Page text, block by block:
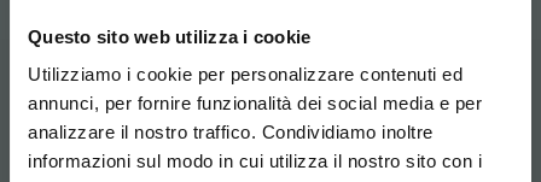
Questo sito web utilizza i cookie
Utilizziamo i cookie per personalizzare contenuti ed
annunci, per fornire funzionalità dei social media e per
analizzare il nostro traffico. Condividiamo inoltre
informazioni sul modo in cui utilizza il nostro sito con i
KUNDENDIENST
TAUCHE EIN IN UNSERE
WELT!
DATENBLATT